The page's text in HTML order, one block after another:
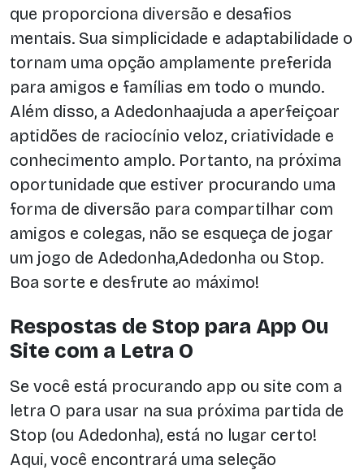
que proporciona diversão e desafios
mentais. Sua simplicidade e adaptabilidade o
tornam uma opção amplamente preferida
para amigos e famílias em todo o mundo.
Além disso, a Adedonhaajuda a aperfeiçoar
aptidões de raciocínio veloz, criatividade e
conhecimento amplo. Portanto, na próxima
oportunidade que estiver procurando uma
forma de diversão para compartilhar com
amigos e colegas, não se esqueça de jogar
um jogo de Adedonha,Adedonha ou Stop.
Boa sorte e desfrute ao máximo!
Respostas de Stop para App Ou
Site com a Letra O
Se você está procurando app ou site com a
letra O para usar na sua próxima partida de
Stop (ou Adedonha), está no lugar certo!
Aqui, você encontrará uma seleção